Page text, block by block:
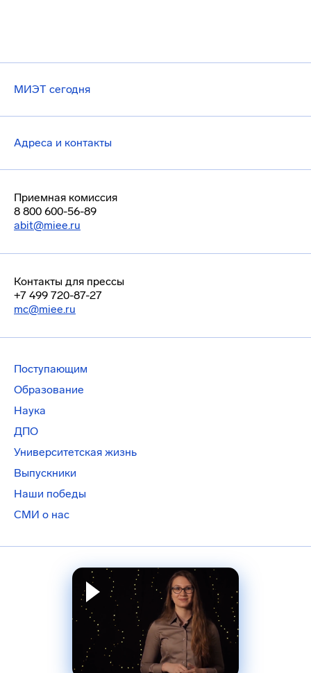
МИЭТ сегодня
Адреса и контакты
Приемная комиссия
8 800 600-56-89
abit@miee.ru
Контакты для прессы
+7 499 720-87-27
mc@miee.ru
Поступающим
Образование
Наука
ДПО
Университетская жизнь
Выпускники
Наши победы
СМИ о нас